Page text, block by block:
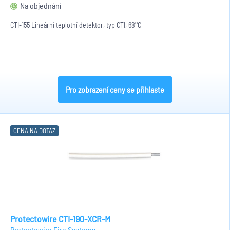
Na objednání
CTI-155 Lineární teplotní detektor, typ CTI, 68°C
Pro zobrazení ceny se přihlaste
CENA NA DOTAZ
Protectowire CTI-190-XCR-M